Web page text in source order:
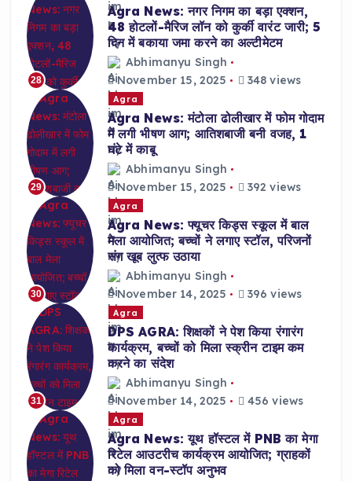
28
Agra News: नगर निगम का बड़ा एक्शन,
48 होटलों-मैरिज लॉन को कुर्की वारंट जारी; 5
दिन में बकाया जमा करने का अल्टीमेटम
Abhimanyu Singh
November 15, 2025
348 views
29
Agra
Agra News: मंटोला ढोलीखार में फोम गोदाम
में लगी भीषण आग; आतिशबाजी बनी वजह, 1
घंटे में काबू
Abhimanyu Singh
November 15, 2025
392 views
30
Agra
Agra News: फ्यूचर किड्स स्कूल में बाल
मेला आयोजित; बच्चों ने लगाए स्टॉल, परिजनों
संग खूब लुत्फ उठाया
Abhimanyu Singh
November 14, 2025
396 views
31
Agra
DPS AGRA: शिक्षकों ने पेश किया रंगारंग
कार्यक्रम, बच्चों को मिला स्क्रीन टाइम कम
करने का संदेश
Abhimanyu Singh
November 14, 2025
456 views
Agra
Agra News: यूथ हॉस्टल में PNB का मेगा
रिटेल आउटरीच कार्यक्रम आयोजित; ग्राहकों
को मिला वन-स्टॉप अनुभव